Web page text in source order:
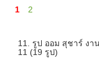
1 2
11. รูป ออม สุชาร์ งา
11 (19 รูป)